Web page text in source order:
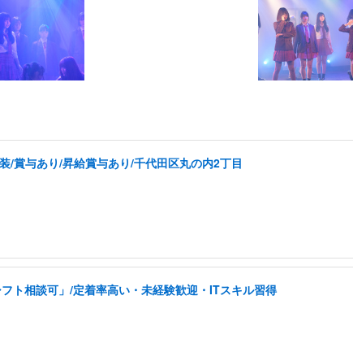
/賞与あり/昇給賞与あり/千代田区丸の内2丁目
ト相談可」/定着率高い・未経験歓迎・ITスキル習得